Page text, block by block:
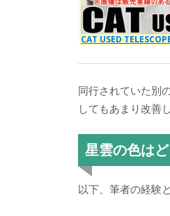
CAT USED
同行されていた別
してもあまり改善
星雲の色は
以下、筆者の経験